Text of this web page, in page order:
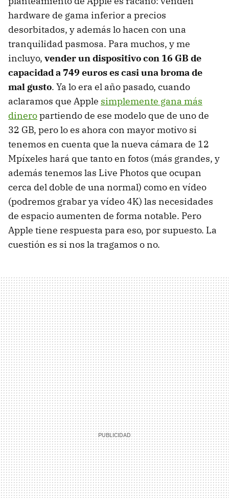
hardware de gama inferior a precios
desorbitados, y además lo hacen con una
tranquilidad pasmosa. Para muchos, y me
incluyo, vender un dispositivo con 16 GB de
capacidad a 749 euros es casi una broma de
mal gusto. Ya lo era el año pasado, cuando
aclaramos que Apple simplemente gana más
dineropartiendo de ese modelo que de uno de
32 GB, pero lo es ahora con mayor motivo si
tenemos en cuenta que la nueva cámara de 12
Mpíxeles hará que tanto en fotos (más grandes, y
además tenemos las Live Photos que ocupan
cerca del doble de una normal) como en vídeo
(podremos grabar ya vídeo 4K) las necesidades
de espacio aumenten de forma notable. Pero
Apple tiene respuesta para eso, por supuesto. La
cuestión es si nos la tragamos o no.